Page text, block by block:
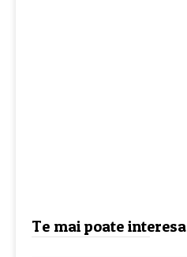
Te mai poate interesa